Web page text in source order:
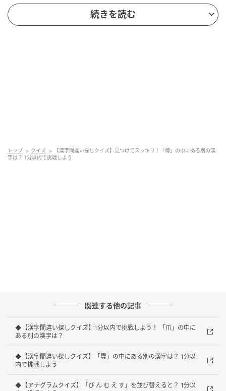
しょう。
は左側が「亻（にんべん）」、「博」は左側が「十」
になっています。「博」は「博士」「博物館」などに
使われ、広く深い知識を表す漢字です。
制限時間の中で、正解を見つけられたでしょうか？ ぜ
ひほかのクイズにも挑戦して、脳の活性化を目指しま
しょう！
続きを読む
トップ クイズ
【漢字間違い探しクイズ】見つけてスッキリ！「傅」の中にある別の漢
字は？ 1分以内で挑戦しよう
関連する他の記事
◆【漢字間違い探しクイズ】1分以内で挑戦しよう！ 「爪」の中に
ある別の漢字は？
◆【漢字間違い探しクイズ】「雲」の中にある別の漢字は？ 1分以
内で挑戦しよう
◆【アナグラムクイズ】「び ん む え す」を並び替えると？ 1分以